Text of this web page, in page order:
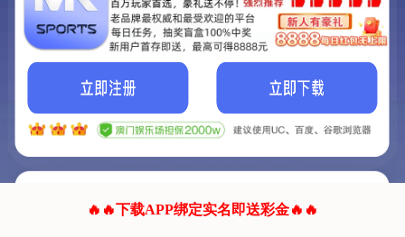
联系我们!